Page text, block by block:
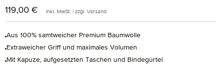
Regulärer Preis:
119,00 € inkl. MwSt. | zzgl. Versand
Aus 100% samtweicher Premium Baumwolle
Extraweicher Griff und maximales Volumen
Mit Kapuze, aufgesetzten Taschen und Bindegürtel